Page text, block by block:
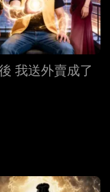
我送外賣成了